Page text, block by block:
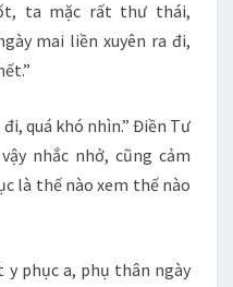
ta mặc rất thư thái,
mai liền xuyên ra đi,
quá khó nhìn.” Điền Tư
nhắc nhở, cũng cảm
là thế nào xem thế nào
phục a, phụ thân ngày